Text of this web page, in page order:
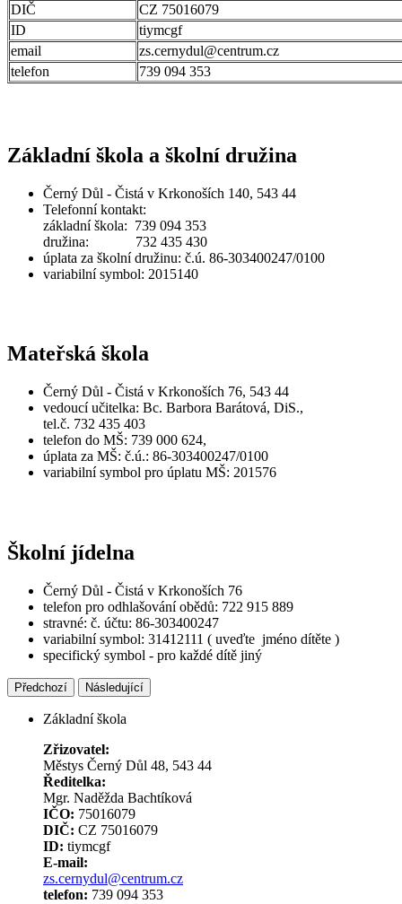
DIČ
CZ 75016079
ID
tiymcgf
email
zs.cernydul@centrum.cz
telefon
739 094 353
Základní škola a školní družina
Černý Důl - Čistá v Krkonoších 140, 543 44
Telefonní kontakt:
základní škola: 739 094 353
družina: 732 435 430
úplata za školní družinu: č.ú. 86-303400247/0100
variabilní symbol: 2015140
Mateřská škola
Černý Důl - Čistá v Krkonoších 76, 543 44
vedoucí učitelka: Bc. Barbora Barátová, DiS.,
tel.č. 732 435 403
telefon do MŠ: 739 000 624,
úplata za MŠ: č.ú.: 86-303400247/0100
variabilní symbol pro úplatu MŠ: 201576
Školní jídelna
Černý Důl - Čistá v Krkonoších 76
telefon pro odhlašování obědů: 722 915 889
stravné: č. účtu: 86-303400247
variabilní symbol: 31412111 ( uveďte jméno dítěte )
specifický symbol - pro každé dítě jiný
Předchozí Následující
Základní škola
Zřizovatel:
Městys Černý Důl 48, 543 44
Ředitelka:
Mgr. Naděžda Bachtíková
IČO: 75016079
DIČ: CZ 75016079
ID: tiymcgf
E-mail:
zs.cernydul@centrum.cz
telefon: 739 094 353